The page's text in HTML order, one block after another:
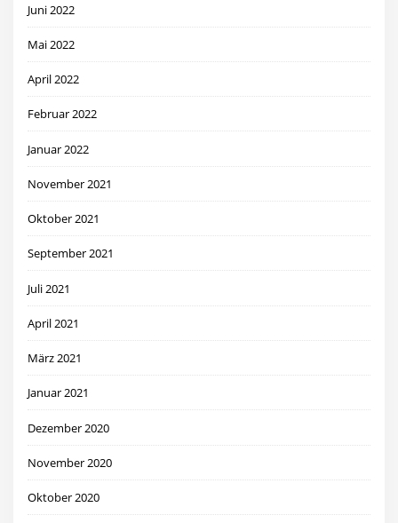
Juni 2022
Mai 2022
April 2022
Februar 2022
Januar 2022
November 2021
Oktober 2021
September 2021
Juli 2021
April 2021
März 2021
Januar 2021
Dezember 2020
November 2020
Oktober 2020